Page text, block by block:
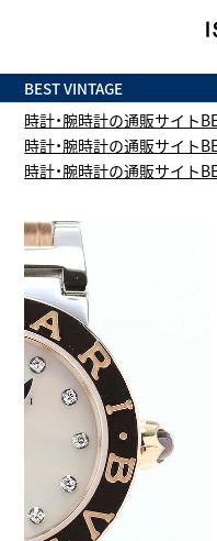
BEST VINTAGE
時計・腕時計の通販サイト
時計・腕時計の通販サイト
時計・腕時計の通販サイト